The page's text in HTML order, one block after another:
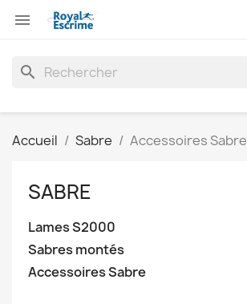

search
Accueil Sabre Accessoires Sabre
SABRE
Lames S2000
Sabres montés
Accessoires Sabre